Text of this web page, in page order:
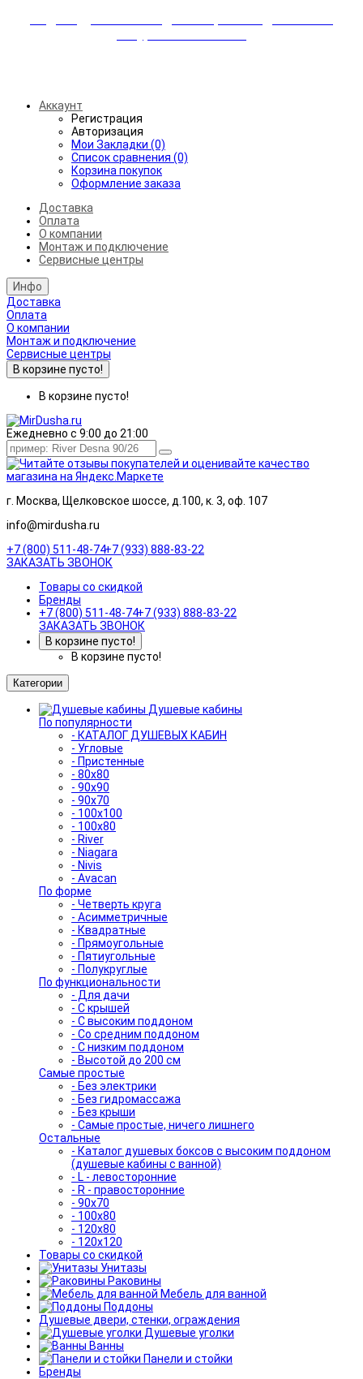
Аккаунт
Регистрация
Авторизация
Мои Закладки (0)
Список сравнения (0)
Корзина покупок
Оформление заказа
Доставка
Оплата
О компании
Монтаж и подключение
Сервисные центры
Инфо
Доставка
Оплата
О компании
Монтаж и подключение
Сервисные центры
В корзине пусто!
В корзине пусто!
Ежедневно с 9:00 до 21:00
г. Москва, Щелковское шоссе, д.100, к. 3, оф. 107
info@mirdusha.ru
+7 (800) 511-48-74+7 (933) 888-83-22
ЗАКАЗАТЬ ЗВОНОК
Товары со скидкой
Бренды
+7 (800) 511-48-74+7 (933) 888-83-22
ЗАКАЗАТЬ ЗВОНОК
В корзине пусто!
В корзине пусто!
Категории
Душевые кабины
По популярности
- КАТАЛОГ ДУШЕВЫХ КАБИН
- Угловые
- Пристенные
- 80x80
- 90x90
- 90x70
- 100x100
- 100x80
- River
- Niagara
- Nivis
- Avacan
По форме
- Четверть круга
- Асимметричные
- Квадратные
- Прямоугольные
- Пятиугольные
- Полукруглые
По функциональности
- Для дачи
- С крышей
- С высоким поддоном
- Со средним поддоном
- С низким поддоном
- Высотой до 200 см
Самые простые
- Без электрики
- Без гидромассажа
- Без крыши
- Самые простые, ничего лишнего
Остальные
- Каталог душевых боксов с высоким поддоном
(душевые кабины с ванной)
- L - левосторонние
- R - правосторонние
- 90x70
- 100x80
- 120x80
- 120x120
Товары со скидкой
Унитазы
Раковины
Мебель для ванной
Поддоны
Душевые двери, стенки, ограждения
Душевые уголки
Ванны
Панели и стойки
Бренды